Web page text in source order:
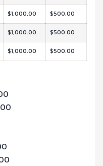
$1,000.00 $500.00
$1,000.00 $500.00
$1,000.00 $500.00